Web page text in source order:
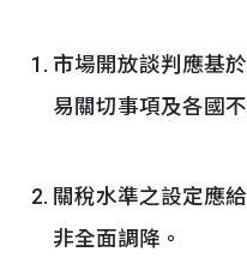
市場開放談判應基
易關切事項及各國
關稅水準之設定應
非全面調降。